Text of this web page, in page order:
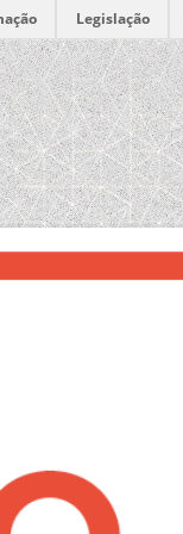
Legislação